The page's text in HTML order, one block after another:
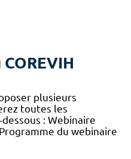
plusieurs
toutes les
: Webinaire
du webinaire